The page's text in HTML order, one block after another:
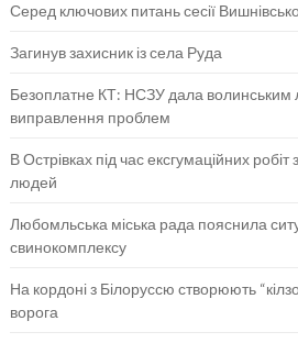
Серед ключових питань сесії
Загинув захисник із села Руда
Безоплатне КТ: НСЗУ дала волинським
виправлення проблем
В Острівках під час ексгумаційних
людей
Любомльська міська рада пояснила
свинокомплексу
На кордоні з Білоруссю створюють
ворога